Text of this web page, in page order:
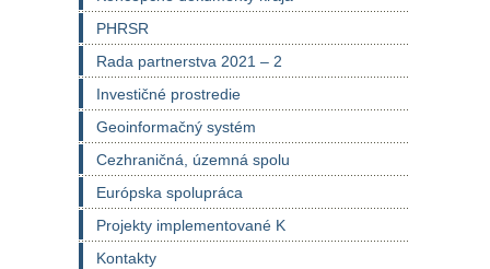
PHRSR
Rada partnerstva 2021 – 2
Investičné prostredie
Geoinformačný systém
Cezhraničná, územná spolu
Európska spolupráca
Projekty implementované K
Kontakty